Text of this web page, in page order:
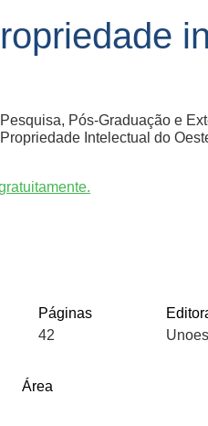
Pós-Graduação e
Intelectual do
Páginas
42
Área